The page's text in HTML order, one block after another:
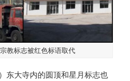
教标志被红色标语取代
东大寺内的圆顶和星月标志也